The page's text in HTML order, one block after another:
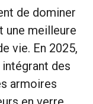
de dominer
une meilleure
vie. En 2025,
des
armoires